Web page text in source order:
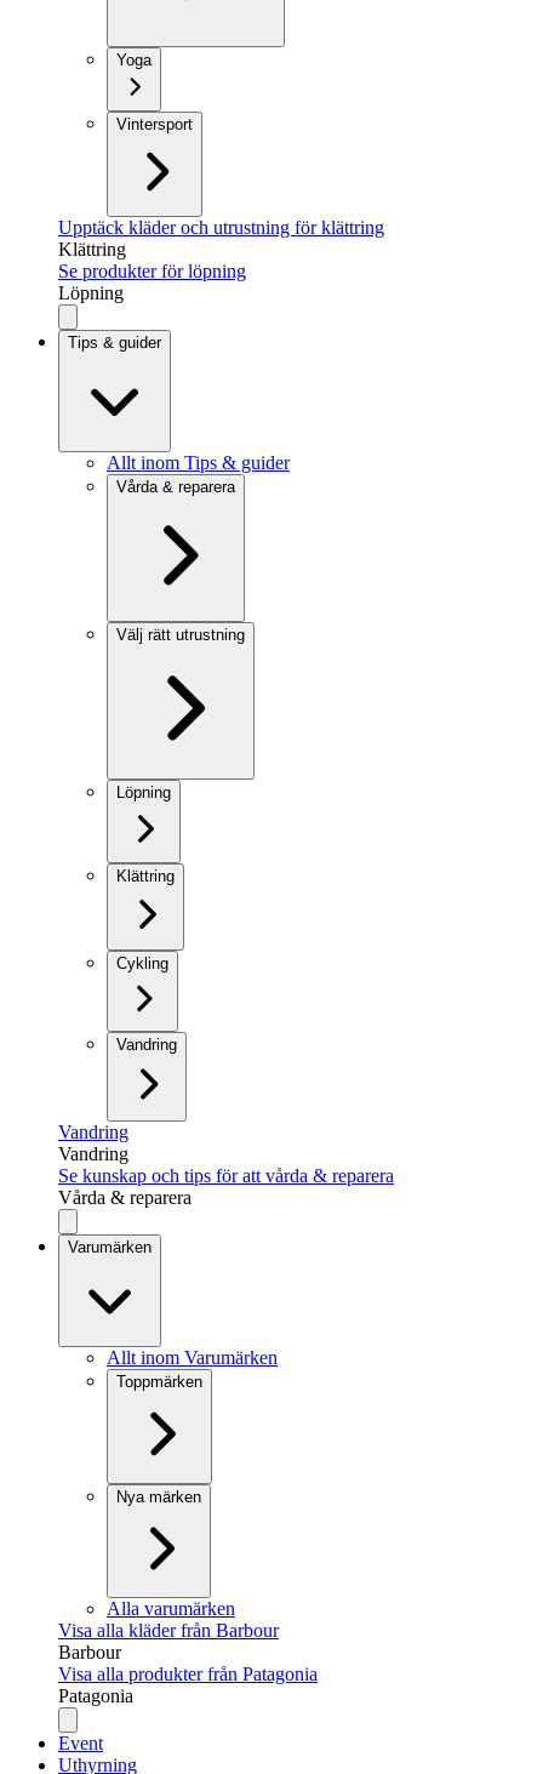
Yoga
Vintersport
Upptäck kläder och utrustning för klättring
Klättring
Se produkter för löpning
Löpning
Tips & guider
Allt inom Tips & guider
Vårda & reparera
Välj rätt utrustning
Löpning
Klättring
Cykling
Vandring
Vandring
Vandring
Se kunskap och tips för att vårda & reparera
Vårda & reparera
Varumärken
Allt inom Varumärken
Toppmärken
Nya märken
Alla varumärken
Visa alla kläder från Barbour
Barbour
Visa alla produkter från Patagonia
Patagonia
Event
Uthyrning